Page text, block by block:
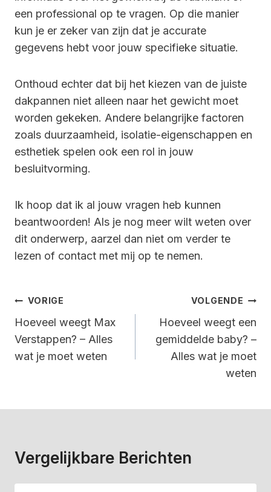
een professional op te vragen. Op die manier
kun je er zeker van zijn dat je accurate
gegevens hebt voor jouw specifieke situatie.
Onthoud echter dat bij het kiezen van de juiste
dakpannen niet alleen naar het gewicht moet
worden gekeken. Andere belangrijke factoren
zoals duurzaamheid, isolatie-eigenschappen en
esthetiek spelen ook een rol in jouw
besluitvorming.
Ik hoop dat ik al jouw vragen heb kunnen
beantwoorden! Als je nog meer wilt weten over
dit onderwerp, aarzel dan niet om verder te
lezen of contact met mij op te nemen.
Bericht
Navigatie
VORIGE
Hoeveel weegt Max
Verstappen? – Alles
wat je moet weten
VOLGENDE
Hoeveel weegt een
gemiddelde baby? –
Alles wat je moet
weten
Vergelijkbare Berichten